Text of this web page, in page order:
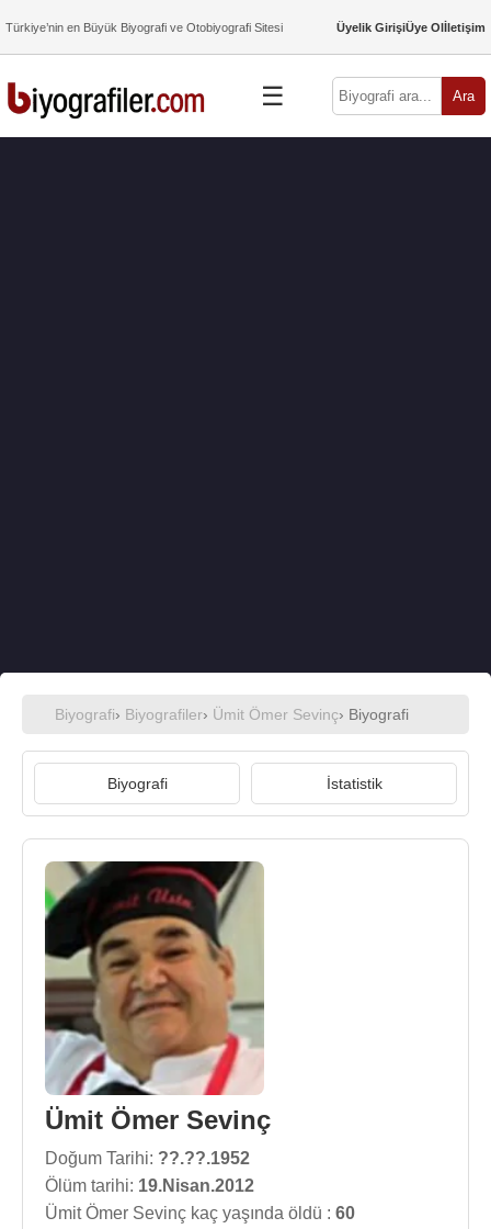
Türkiye’nin en Büyük Biyografi ve Otobiyografi Sitesi Üyelik GirişiÜye Olİletişim
☰ Ara
Biyografi› Biyografiler› Ümit Ömer Sevinç› Biyografi
Biyografi İstatistik
Ümit Ömer Sevinç
Doğum Tarihi: ??.??.1952
Ölüm tarihi: 19.Nisan.2012
Ümit Ömer Sevinç kaç yaşında öldü : 60